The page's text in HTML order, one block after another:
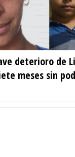
deterioro de
meses sin